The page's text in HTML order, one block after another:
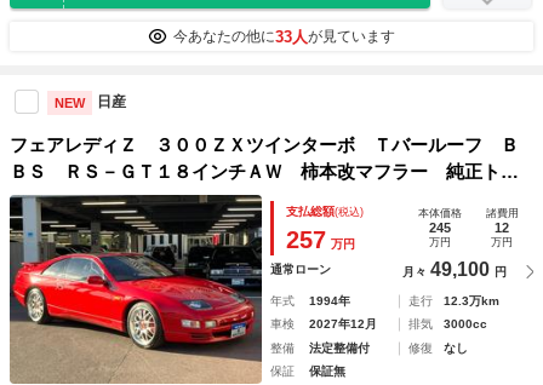
今あなたの他に33人が見ています
NEW 日産
フェアレディＺ ３００ＺＸツインターボ Ｔバールーフ Ｂ
ＢＳ ＲＳ－ＧＴ１８インチＡＷ 柿本改マフラー 純正トラ
ンクスポイラー 運転席 助手席パワーシート クルーズコン
トロール ＶＧ３０ＤＥＴＴツインターボ タイミングベルト
交換済 修復なし
支払総額(税込)
257 万円
本体価格
245
万円
諸費用
12
万円
通常ローン 月々 49,100 円
年式 1994年 走行
12.3万km
車検
2027年12月 排気
3000cc
整備
法定整備付 修復
なし
保証
保証無